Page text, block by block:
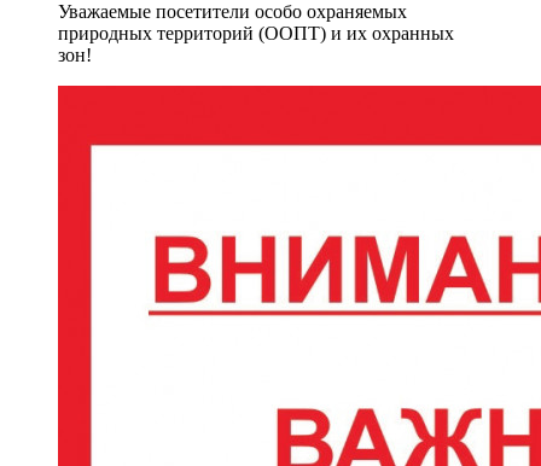
Уважаемые посетители особо охраняемых
природных территорий (ООПТ) и их охранных
зон!